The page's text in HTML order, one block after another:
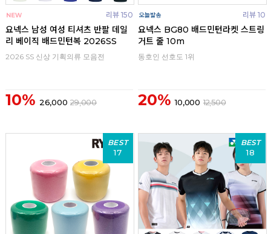
리뷰 150
요넥스 남성 여성 티셔츠 반팔 데일
리 베이직 배드민턴복 2026SS
2026 SS 신상 기획의류 모음전
10% 26,000 29,000
리뷰 10
요넥스 BG80 배드민턴라켓 스트링
거트 줄 10m
동호인 선호도 1위
20% 10,000 12,500
BEST
17
BEST
18